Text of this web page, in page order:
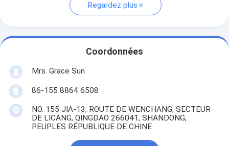
Regardez plus
Coordonnées
Mrs. Grace Sun
86-155 8864 6508
NO. 155 JIA-13, ROUTE DE WENCHANG, SECTEUR
DE LICANG, QINGDAO 266041, SHANDONG,
PEUPLES RÉPUBLIQUE DE CHINE